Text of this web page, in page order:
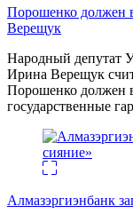
Порошенко должен
Верещук
Народный депутат
Ирина Верещук
Порошенко должен
государственные
Алмазэргиэнбанк